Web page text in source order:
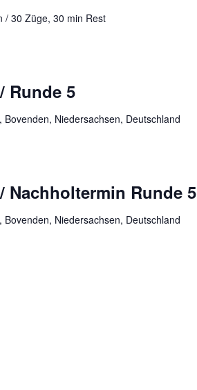
/ 30 Züge, 30 min Rest
Runde 5
Bovenden, Niedersachsen, Deutschland
Nachholtermin Runde 5
Bovenden, Niedersachsen, Deutschland